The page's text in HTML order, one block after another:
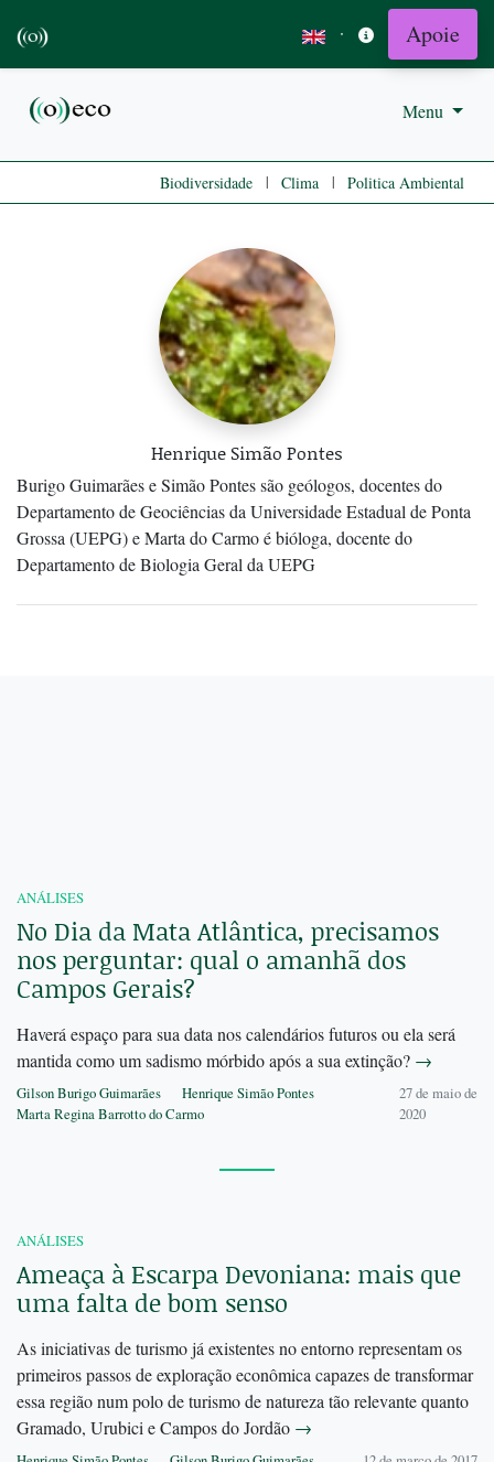
· Apoie
Menu
Biodiversidade | Clima | Politica Ambiental
Henrique Simão Pontes
Burigo Guimarães e Simão Pontes são geólogos, docentes do
Departamento de Geociências da Universidade Estadual de Ponta
Grossa (UEPG) e Marta do Carmo é bióloga, docente do
Departamento de Biologia Geral da UEPG
ANÁLISES
No Dia da Mata Atlântica, precisamos
nos perguntar: qual o amanhã dos
Campos Gerais?
Haverá espaço para sua data nos calendários futuros ou ela será
mantida como um sadismo mórbido após a sua extinção? →
Gilson Burigo Guimarães
Henrique Simão Pontes
Marta Regina Barrotto do Carmo
27 de maio de
2020
ANÁLISES
Ameaça à Escarpa Devoniana: mais que
uma falta de bom senso
As iniciativas de turismo já existentes no entorno representam os
primeiros passos de exploração econômica capazes de transformar
essa região num polo de turismo de natureza tão relevante quanto
Gramado, Urubici e Campos do Jordão →